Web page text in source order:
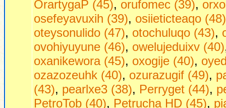
OrartygaP (45), orufomec (39),
osefeyavuxih (39), osiieticteaqo (48)
oteysonulido (47), otochuluqo (43),
ovohiyuyune (46), owelujeduixv (40)
oxanikewora (45), oxogije (40),
ozazozeuhk (40), ozurazugif (49),
(43), pearlxe3 (38), Perryget (44),
PetroTob (40), Petrucha HD (45),